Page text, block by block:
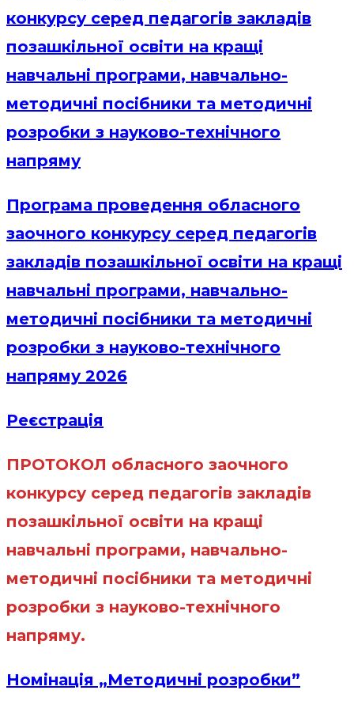
конкурсу серед педагогів закладів
позашкільної освіти на кращі
навчальні програми, навчально-
методичні посібники та методичні
розробки з науково-технічного
напряму
Програма проведення обласного
заочного конкурсу серед педагогів
закладів позашкільної освіти на кращі
навчальні програми, навчально-
методичні посібники та методичні
розробки з науково-технічного
напряму 2026
Реєстрація
ПРОТОКОЛ обласного заочного
конкурсу серед педагогів закладів
позашкільної освіти на кращі
навчальні програми, навчально-
методичні посібники та методичні
розробки з науково-технічного
напряму.
Номінація „Методичні розробки”